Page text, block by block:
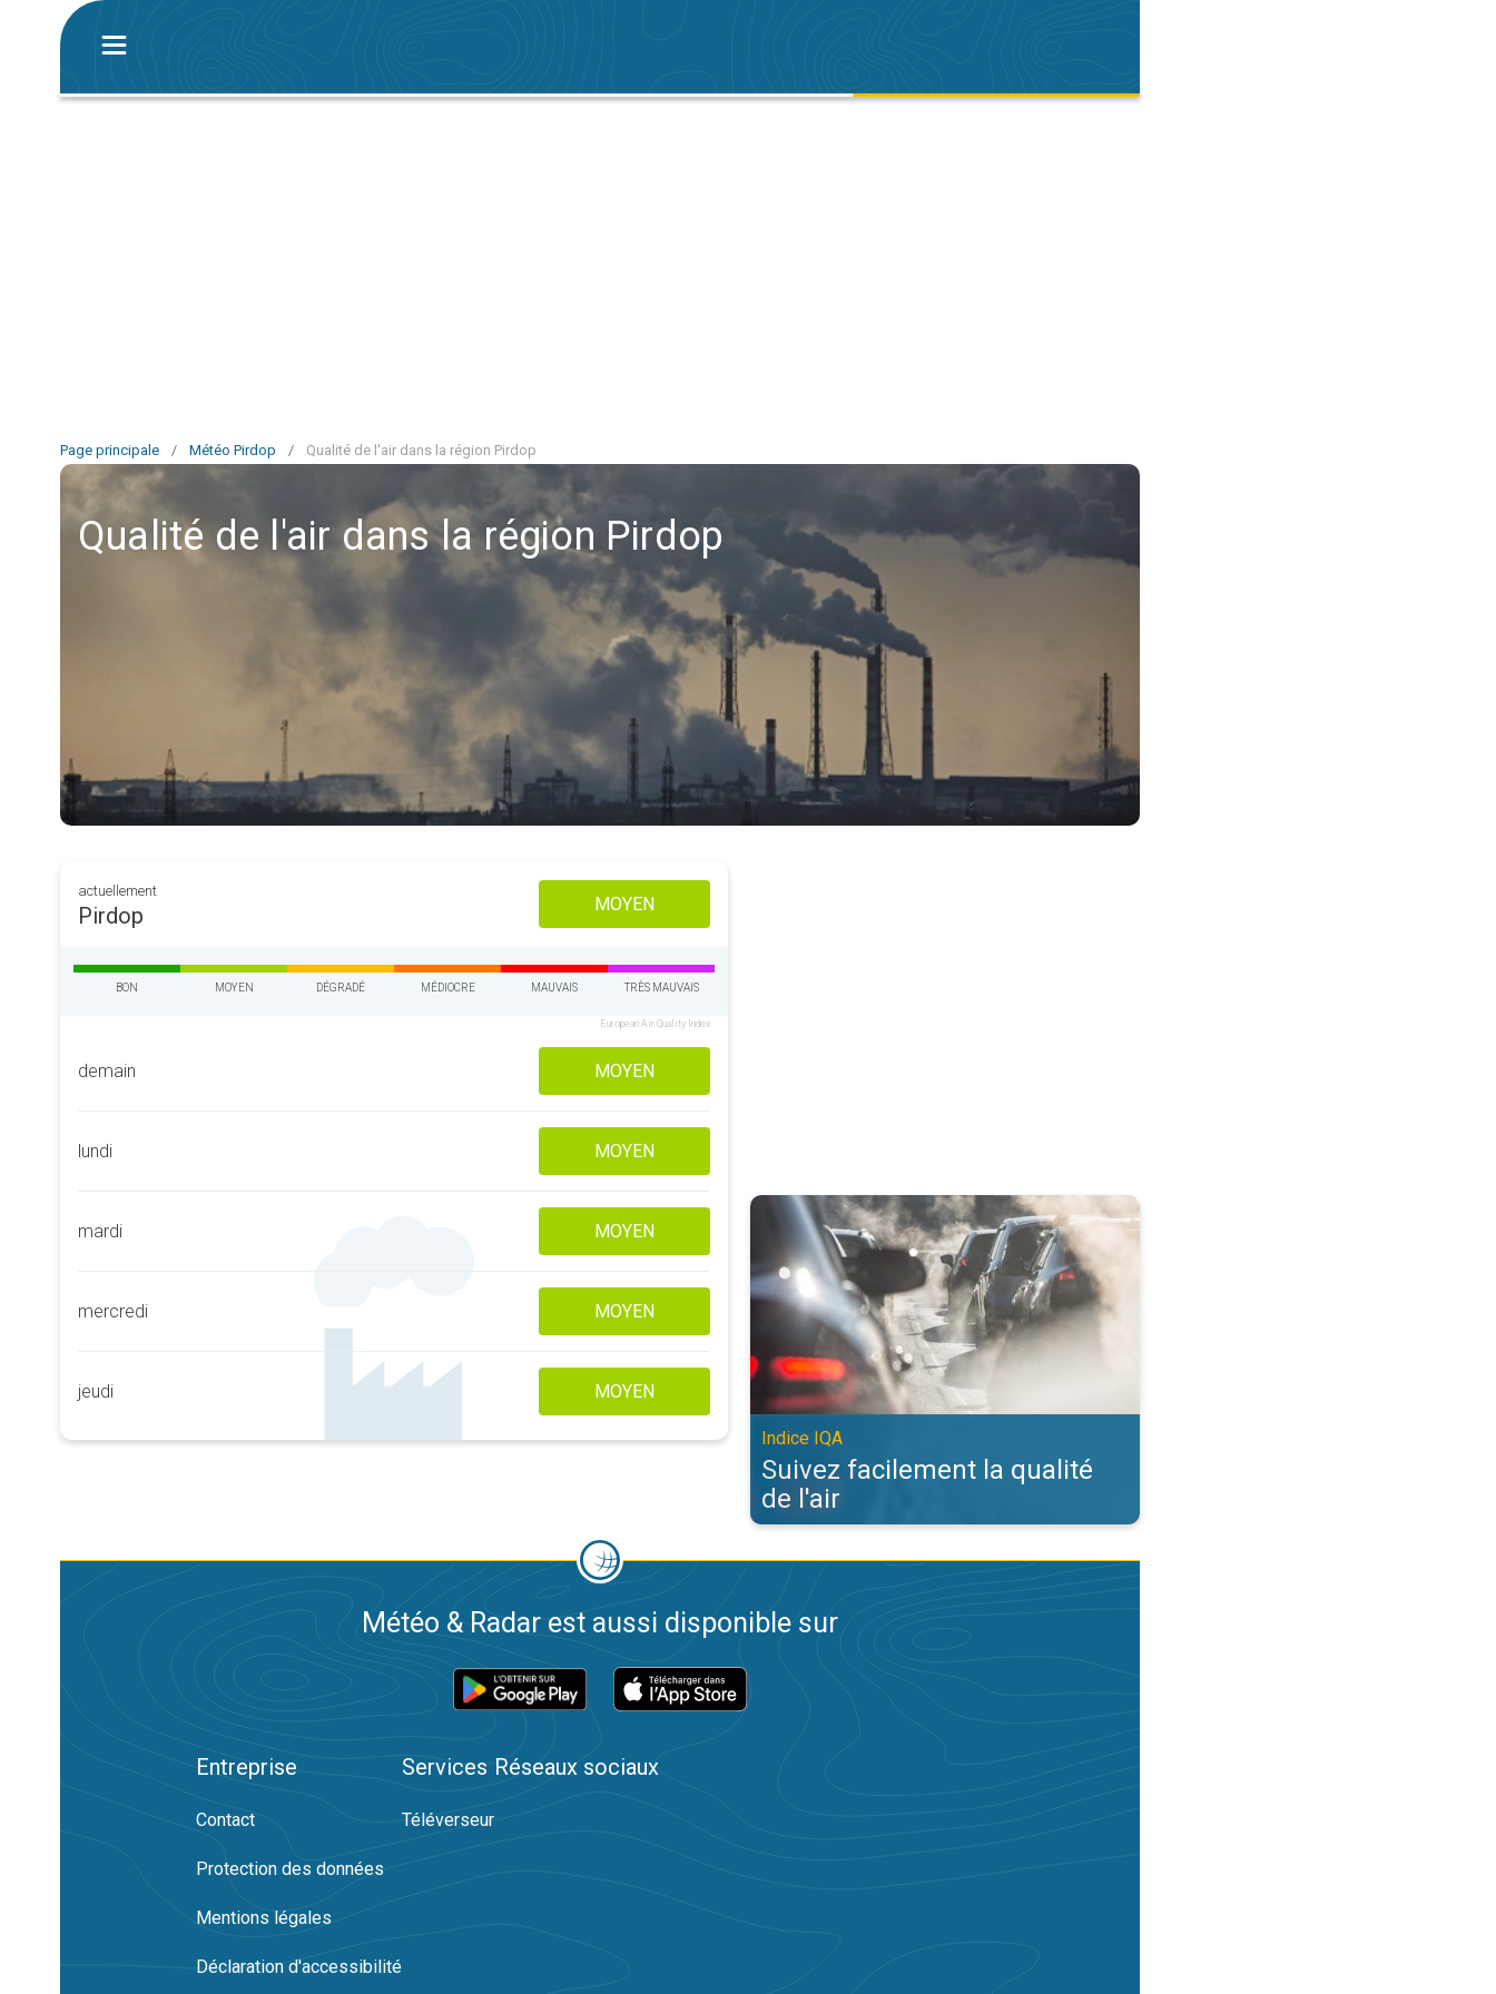
Page principale / Météo Pirdop / Qualité de l'air dans la région Pirdop
Qualité de l'air dans la région Pirdop
actuellement
Pirdop MOYEN
BON MOYEN DÉGRADÉ MÉDIOCRE MAUVAIS TRÈS MAUVAIS
European Air Quality Index
demain MOYEN
lundi MOYEN
mardi MOYEN
mercredi MOYEN
jeudi MOYEN
Suivez facilement la qualité de l'air. Indice IQA. . .
Indice IQA
Suivez facilement la qualité
de l'air
Météo & Radar est aussi disponible sur
Entreprise
Contact
Protection des données
Mentions légales
Déclaration d'accessibilité
Services
Téléverseur
Réseaux sociaux